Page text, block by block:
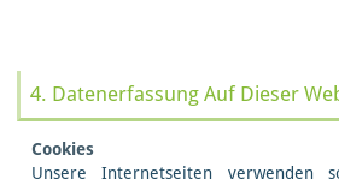
4. Datenerfassung Auf Dieser
Cookies
Unsere Internetseiten verwenden